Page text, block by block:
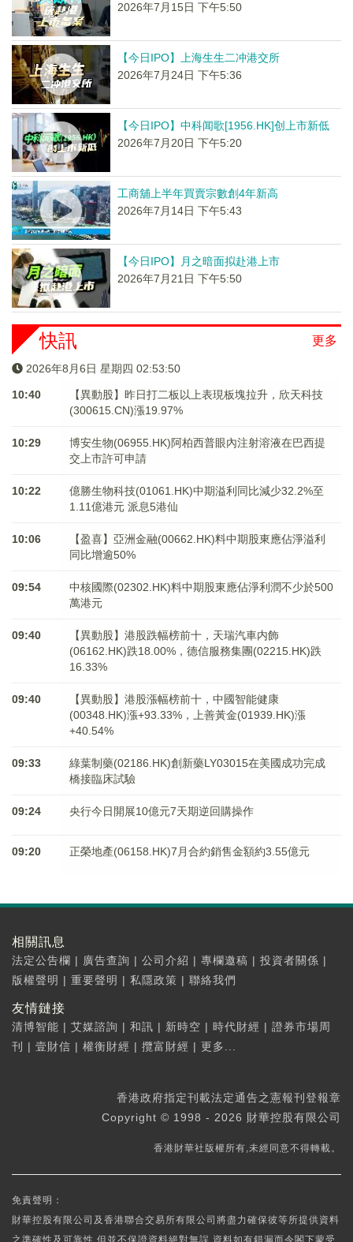
2026年7月15日 下午5:50
【今日IPO】上海生生二冲港交所
2026年7月24日 下午5:36
【今日IPO】中科闻歌[1956.HK]创上市新低
2026年7月20日 下午5:20
工商舖上半年買賣宗數創4年新高
2026年7月14日 下午5:43
【今日IPO】月之暗面拟赴港上市
2026年7月21日 下午5:50
更多
快訊
2026年8月6日 星期四 02:53:50
10:40
【異動股】昨日打二板以上表現板塊拉升，欣天科技
(300615.CN)漲19.97%
10:29
博安生物(06955.HK)阿柏西普眼內注射溶液在巴西提
交上市許可申請
10:22
億勝生物科技(01061.HK)中期溢利同比減少32.2%至
1.11億港元 派息5港仙
10:06
【盈喜】亞洲金融(00662.HK)料中期股東應佔淨溢利
同比增逾50%
09:54
中核國際(02302.HK)料中期股東應佔淨利潤不少於500
萬港元
09:40
【異動股】港股跌幅榜前十，天瑞汽車内飾
(06162.HK)跌18.00%，德信服務集團(02215.HK)跌
16.33%
09:40
【異動股】港股漲幅榜前十，中國智能健康
(00348.HK)漲+93.33%，上善黃金(01939.HK)漲
+40.54%
09:33
綠葉制藥(02186.HK)創新藥LY03015在美國成功完成
橋接臨床試驗
09:24 央行今日開展10億元7天期逆回購操作
09:20 正榮地產(06158.HK)7月合約銷售金額約3.55億元
相關訊息
法定公告欄 | 廣告查詢 | 公司介紹 | 專欄邀稿 | 投資者關係 |
版權聲明 | 重要聲明 | 私隱政策 | 聯絡我們
友情鏈接
清博智能 | 艾媒諮詢 | 和訊 | 新時空 | 時代財經 | 證券市場周
刊
| 壹財信 | 權衡財經 | 攬富財經 | 更多...
香港政府指定刊載法定通告之憲報刊登報章
Copyright © 1998 - 2026 財華控股有限公司
香港財華社版權所有,未經同意不得轉載。
免責聲明：
財華控股有限公司及香港聯合交易所有限公司將盡力確保彼等所提供資料